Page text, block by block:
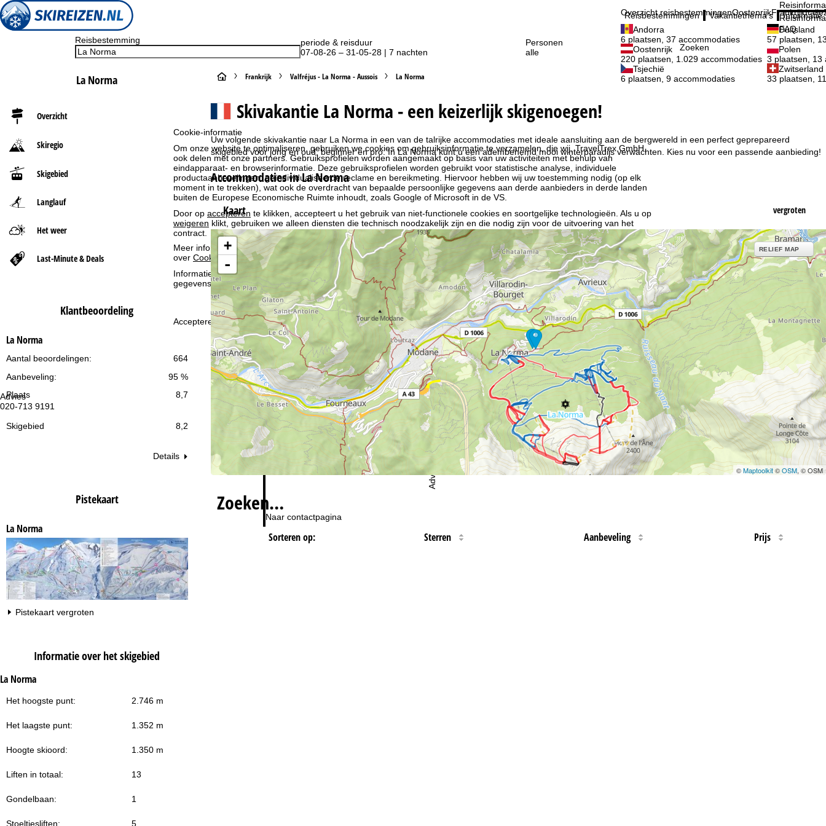
Cookie-informatie
Om onze website te optimaliseren, gebruiken we cookies om gebruiksinformatie te verzamelen, die wij, TravelTrex GmbH,
ook delen met onze partners. Gebruiksprofielen worden aangemaakt op basis van uw activiteiten met behulp van
eindapparaat- en browserinformatie. Deze gebruiksprofielen worden gebruikt voor statistische analyse, individuele
productaanbevelingen, geïndividualiseerde reclame en bereikmeting. Hiervoor hebben wij uw toestemming nodig (op elk
moment in te trekken), wat ook de overdracht van bepaalde persoonlijke gegevens aan derde aanbieders in derde landen
buiten de Europese Economische Ruimte inhoudt, zoals Google of Microsoft in de VS.
Door op accepteren te klikken, accepteert u het gebruik van niet-functionele cookies en soortgelijke technologieën. Als u op
weigeren klikt, gebruiken we alleen diensten die technisch noodzakelijk zijn en die nodig zijn voor de uitvoering van het
contract.
Meer informatie over het gebruik van cookies en de mogelijkheid om uw instellingen te wijzigen, vindt u in de informatie
over Cookie-Policy.
Informatie over de verantwoordelijke vind je in hetImpressum. Informatie over de doeleinden en jouw rechten omtrent
gegevensbescherming vind je onzePrivacy Policy.
Accepteren
Advies
020-713 9191
Openingstijden
ma-do:
09:00-17:00
vr:
09:00-14:00
za-zo:
gesloten
Naar contactpagina
Advies
Reisbestemmingen
Overzicht reisbestemmingenOostenrijkFrankrijkItalië
Andorra
6 plaatsen, 37 accommodaties
Duitsland
57 plaatsen,
Oostenrijk
220 plaatsen, 1.029 accommodaties
Polen
3 plaatsen, 13
Tsjechië
6 plaatsen, 9 accommodaties
Zwitserland
33 plaatsen,
Vakantiethema's Informatie
FAQ
Reisbestemming
periode & reisduur
07-08-26 – 31-05-28 | 7 nachten
Personen
alle
Zoeken
La Norma
Overzicht
Skiregio
Skigebied
Langlauf
Het weer
Last-Minute & Deals
Klantbeoordeling
La Norma
664
Aantal beoordelingen:
95 %
Aanbeveling:
Plaats
8,7
Skigebied 8,2
Details
Pistekaart
La Norma
Pistekaart vergroten
Informatie over het skigebied
La Norma
Het hoogste punt: 2.746 m
Het laagste punt: 1.352 m
Hoogte skioord: 1.350 m
Liften in totaal: 13
Gondelbaan: 1
Stoeltjesliften: 5
S
t
r
t
p
a
g
i
n
a
Frankrijk Valfréjus - La Norma - Aussois La Norma
Skivakantie La Norma - een keizerlijk skigenoegen!
Uw volgende skivakantie naar La Norma in een van de talrijke accommodaties met ideale aansluiting aan de bergwereld in een perfect geprepareerd
skigebied voor jong en oud, beginner en pro. In La Norma kunt u een adembenemd mooi winterparadijs verwachten. Kies nu voor een passende aanbieding!
Accommodaties in La Norma
Kaart vergroten
12
+
-
RELIEF MAP
©Maptoolkit©OSM, © OSM
Zoeken…
Sorteren op: Sterren Aanbeveling Prijs